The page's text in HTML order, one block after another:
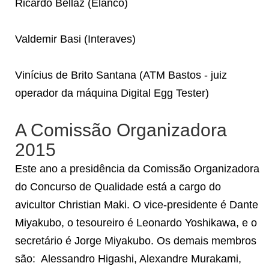
Ricardo Bellaz (Elanco)
Valdemir Basi (Interaves)
Vinícius de Brito Santana (ATM Bastos - juiz
operador da máquina Digital Egg Tester)
A Comissão Organizadora
2015
Este ano a presidência da Comissão Organizadora
do Concurso de Qualidade está a cargo do
avicultor Christian Maki. O vice-presidente é Dante
Miyakubo, o tesoureiro é Leonardo Yoshikawa, e o
secretário é Jorge Miyakubo. Os demais membros
são: Alessandro Higashi, Alexandre Murakami,